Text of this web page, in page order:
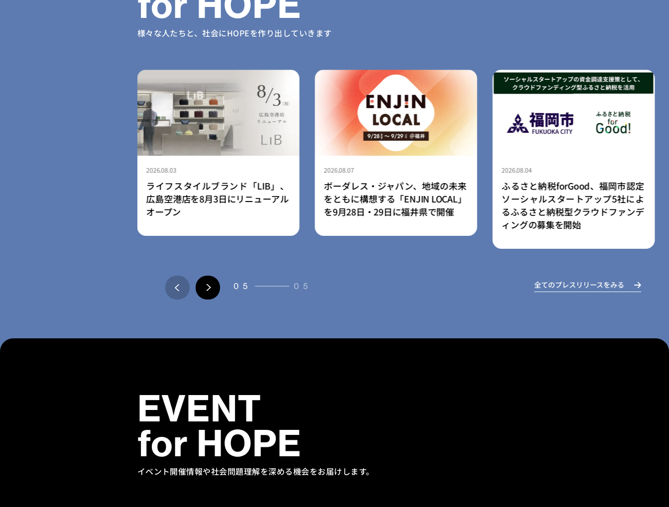
様々な人たちと、社会にHOPEを作り出していきます
2026.08.07
ボーダレス・ジャパン、地域の未来
をともに構想する「ENJIN LOCAL」
を9月28日・29日に福井県で開催
2026.08.04
ふるさと納税forGood、福岡市認定
ソーシャルスタートアップ5社によ
るふるさと納税型クラウドファンデ
2026.08.04
ふるさと納税forGood、郡山市の
「社会起業家加速化支援プログラ
ム」採択事業者によるプロジェクト
の寄附受付開始
01 05 全てのプレスリリースをみる
EVENT
for HOPE
イベント開催情報や社会問題理解を深める機会をお届けします。